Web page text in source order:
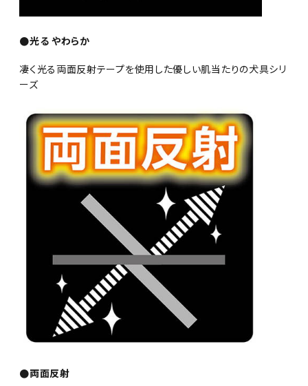
●光る やわらか
凄く光る両面反射テープを使用した優しい肌当たりの犬具シリ
ーズ
●両面反射